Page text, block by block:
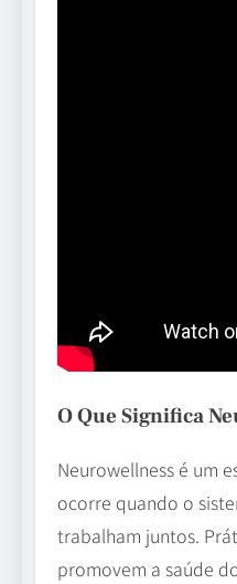
O Que Significa
Neurowellness é um
ocorre quando o
trabalham juntos.
promovem a saúde